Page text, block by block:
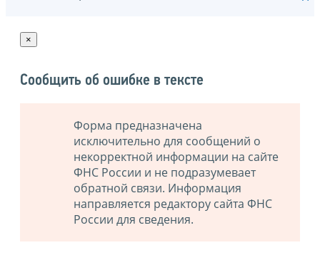
×
Сообщить об ошибке в тексте
Форма предназначена
исключительно для сообщений о
некорректной информации на сайте
ФНС России и не подразумевает
обратной связи. Информация
направляется редактору сайта ФНС
России для сведения.